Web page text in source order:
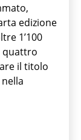
edizione
1’100
quattro
il titolo